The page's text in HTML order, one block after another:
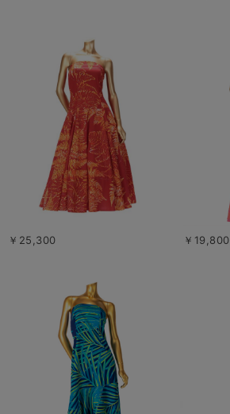
￥25,300 ￥19,800